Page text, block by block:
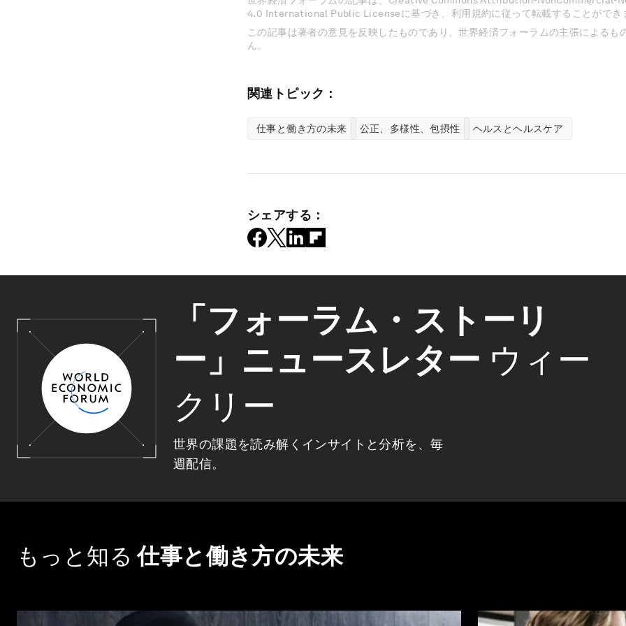
4.0 International Public Licenseに基づき、利用規約に従って転載することができ
この記事は著者の意見を反映したものであり、世界経済フォーラムの主張によるも
ん。
関連トピック：
仕事と働き方の未来 公正、多様性、包摂性 ヘルスとヘルスケア
シェアする：
「フォーラム・ストーリ
ー」ニュースレター ウィー
クリー
世界の課題を読み解くインサイトと分析を、毎
週配信。
もっと知る 仕事と働き方の未来